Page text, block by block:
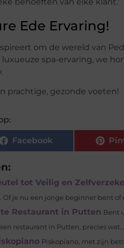
behoeften van elke klant.”
Ede Ervaring!
om de wereld van
spa-ervaring, we
prachtige, gezonde voeten!
Facebook
tot Veilig en
je nu een jonge beginner bent of
Restaurant in Putten Bent
restaurant in Putten, precies wat...
Piskopiano, met zijn